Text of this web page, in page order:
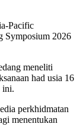
Pacific
Symposium 2026
meneliti
had usia 16
ini.
perkhidmatan
menentukan